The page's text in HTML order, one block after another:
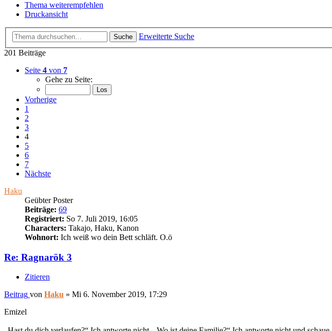
Thema weiterempfehlen
Druckansicht
Suche
Erweiterte Suche
201 Beiträge
Seite 4 von 7
Gehe zu Seite:
Vorherige
1
2
3
4
5
6
7
Nächste
Haku
Geübter Poster
Beiträge: 69
Registriert: So 7. Juli 2019, 16:05
Characters: Takajo, Haku, Kanon
Wohnort: Ich weiß wo dein Bett schläft. O.ö
Re: Ragnarök 3
Zitieren
Beitrag von Haku » Mi 6. November 2019, 17:29
Emizel